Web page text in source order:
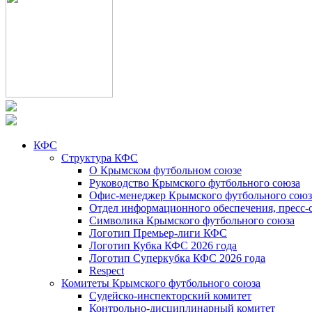
КФС
Структура КФС
О Крымском футбольном союзе
Руководство Крымского футбольного союза
Офис-менеджер Крымского футбольного
Отдел информационного обеспечения, пресс-
Символика Крымского футбольного союза
Логотип Премьер-лиги КФС
Логотип Кубка КФС 2026 года
Логотип Суперкубка КФС 2026 года
Respect
Комитеты Крымского футбольного союза
Судейско-инспекторский комитет
Контрольно-дисциплинарный комитет